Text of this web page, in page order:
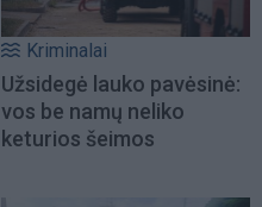
Kriminalai
Užsidegė lauko pavėsinė:
vos be namų neliko
keturios šeimos